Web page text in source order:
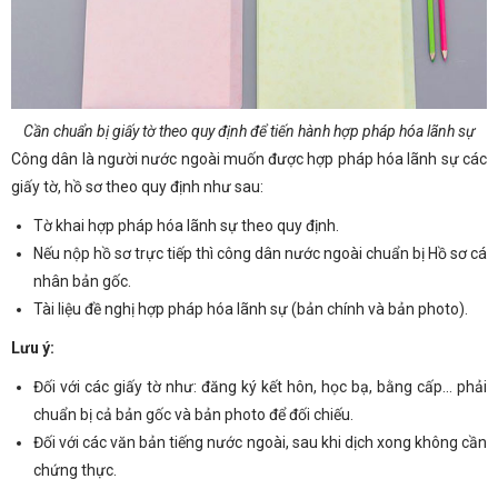
Cần chuẩn bị giấy tờ theo quy định để tiến hành hợp pháp hóa lãnh sự
Công dân là người nước ngoài muốn được hợp pháp hóa lãnh sự các
giấy tờ, hồ sơ theo quy định như sau:
Tờ khai hợp pháp hóa lãnh sự theo quy định.
Nếu nộp hồ sơ trực tiếp thì công dân nước ngoài chuẩn bị Hồ sơ cá
nhân bản gốc.
Tài liệu đề nghị hợp pháp hóa lãnh sự (bản chính và bản photo).
Lưu ý:
Đối với các giấy tờ như: đăng ký kết hôn, học bạ, bằng cấp… phải
chuẩn bị cả bản gốc và bản photo để đối chiếu.
Đối với các văn bản tiếng nước ngoài, sau khi dịch xong không cần
chứng thực.